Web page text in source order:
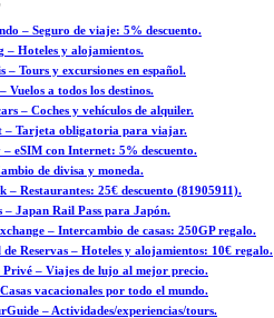
– Seguro de viaje: 5% descuento.
– Hoteles y alojamientos.
– Tours y excursiones en español.
Vuelos a todos los destinos.
– Coches y vehículos de alquiler.
– Tarjeta obligatoria para viajar.
eSIM con Internet: 5% descuento.
de divisa y moneda.
– Restaurantes: 25€ descuento (81905911).
– Japan Rail Pass para Japón.
– Intercambio de casas: 250GP regalo.
Reservas – Hoteles y alojamientos: 10€ regalo.
Privé – Viajes de lujo al mejor precio.
vacacionales por todo el mundo.
– Actividades/experiencias/tours.